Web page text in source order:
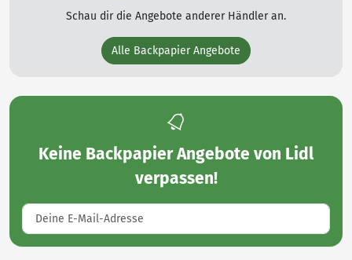
Schau dir die Angebote anderer Händler an.
Alle Backpapier Angebote
Keine Backpapier Angebote von Lidl
verpassen!